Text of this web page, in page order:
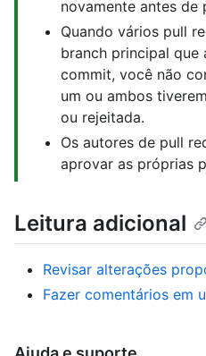
novamente antes de
Quando vários pull
branch principal que
commit, você não
um ou ambos
ou rejeitada.
Os autores de pull
aprovar as próprias
Leitura adicional
Revisar alterações
Fazer comentários em